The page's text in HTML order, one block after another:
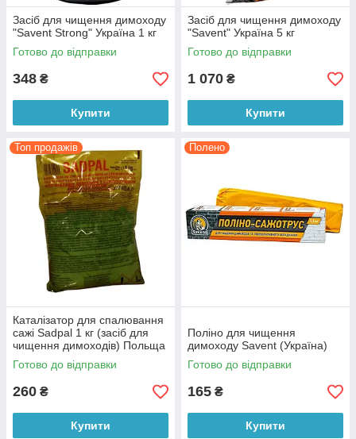
Засіб для чищення димоходу
"Savent Strong" Україна 1 кг
Готово до відправки
348 ₴
Купити
Засіб для чищення димоходу
"Savent" Україна 5 кг
Готово до відправки
1 070 ₴
Купити
Топ продажів
Каталізатор для спалювання
сажі Sadpal 1 кг (засіб для
чищення димоходів) Польща
Готово до відправки
260 ₴
Купити
Полено
Поліно для чищення
димоходу Savent (Україна)
Готово до відправки
165 ₴
Купити